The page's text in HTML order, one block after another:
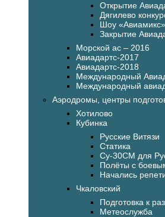
Открытие
Дягилево
Шоу «Авиамикс»
Закрытие
Морской ас – 2016
Авиадартс-2017
Авиадартс-2018
Международный
Международный
Аэродромы, центры
Хотилово
Кубинка
Русские Витязи
Статика
Су-30СМ для
Полёты с
Начались
Чкаловский
Подготовка к
Метеослужба